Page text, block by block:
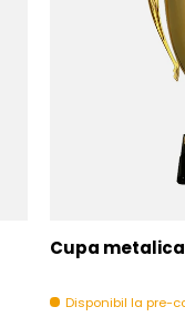
Cupa
Disponibil la pre-